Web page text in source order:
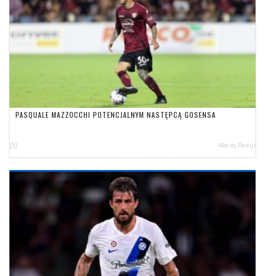
PASQUALE MAZZOCCHI POTENCJALNYM NASTĘPCĄ GOSENSA
[5] Maciej Pawul